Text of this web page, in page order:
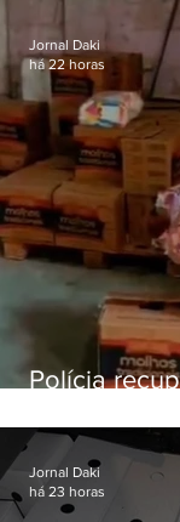
Polícia
Fluminense
Jornal Daki
há 22 horas
Jornal Daki
há 23 horas